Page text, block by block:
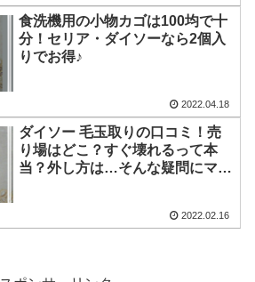
食洗機用の小物カゴは100均で十
分！セリア・ダイソーなら2個入
りでお得♪
2022.04.18
ダイソー 毛玉取りの口コミ！売
り場はどこ？すぐ壊れるって本
当？外し方は…そんな疑問にマル
2022.02.16